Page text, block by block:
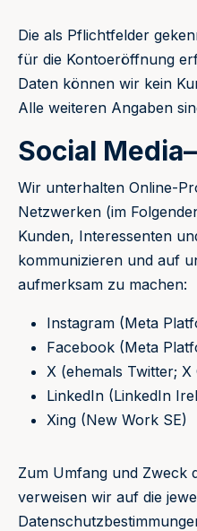
Die als Pflichtfelder
für die Kontoeröffnung
Daten können wir kein
Alle weiteren Angaben
Social
Wir unterhalten Online-
Netzwerken (im
Kunden, Interessenten
kommunizieren und auf
aufmerksam zu machen:
Instagram (Meta
Facebook (Meta
X (ehemals Twitter; X
LinkedIn (LinkedIn
Xing (New Work SE)
Zum Umfang und Zweck
verweisen wir auf die